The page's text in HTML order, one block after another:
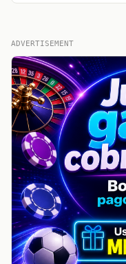
ADVERTISEMENT